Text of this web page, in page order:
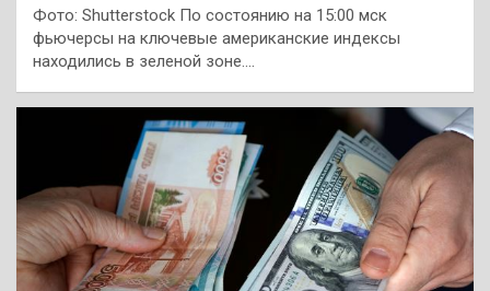
Фото: Shutterstock По состоянию на 15:00 мск
фьючерсы на ключевые американские индексы
находились в зеленой зоне.…